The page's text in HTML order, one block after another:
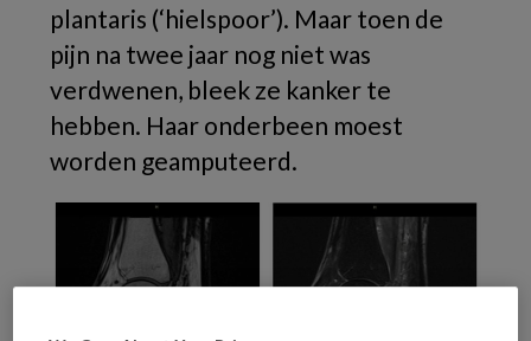
plantaris (‘hielspoor’). Maar toen de
pijn na twee jaar nog niet was
verdwenen, bleek ze kanker te
hebben. Haar onderbeen moest
worden geamputeerd.